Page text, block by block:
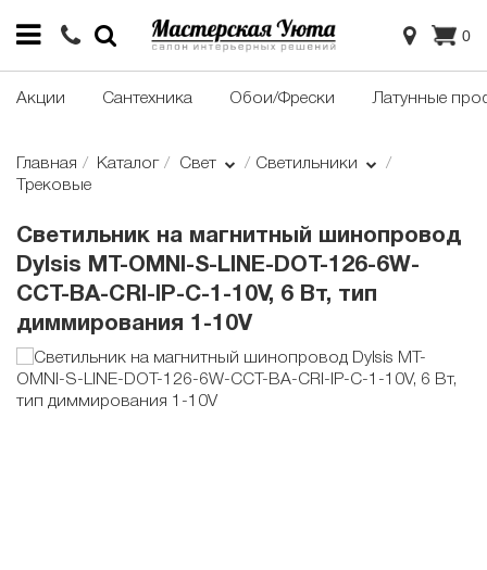
0
Акции Сантехника Обои/Фрески Латунные
Главная Каталог Свет
Светильники
Трековые
Cветильник на магнитный шинопровод
Dylsis MT-OMNI-S-LINE-DOT-126-6W-
CCT-BA-CRI-IP-C-1-10V, 6 Вт, тип
диммирования 1-10V